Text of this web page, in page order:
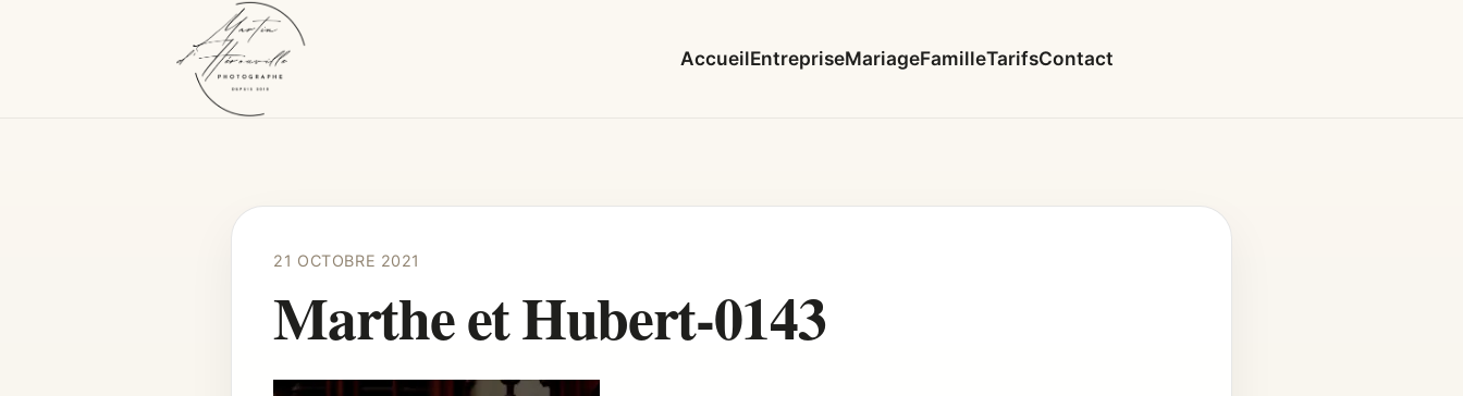
AccueilEntrepriseMariageFamilleTarifsContact
21 OCTOBRE 2021
Marthe et Hubert-0143